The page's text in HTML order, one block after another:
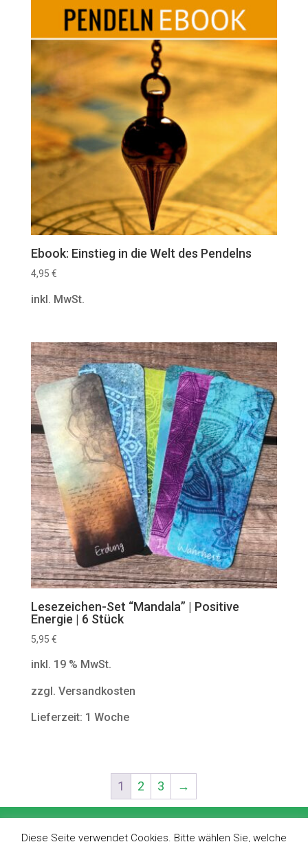
Ebook: Einstieg in die Welt des Pendelns
4,95 €
inkl. MwSt.
Lesezeichen-Set “Mandala” | Positive
Energie | 6 Stück
5,95 €
inkl. 19 % MwSt.
zzgl. Versandkosten
Lieferzeit: 1 Woche
1 2 3 →
Diese Seite verwendet Cookies. Bitte wählen Sie, welche